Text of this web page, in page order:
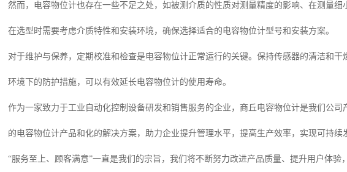
然而，电容物位计也存在一些不足之处，如被测介质的性质对测量精度的影响、在测量细
在选型时需要考虑介质特性和安装环境，确保选择适合的电容物位计型号和安装方案。
对于维护与保养，定期校准和检查是电容物位计正常运行的关键。保持传感器的清洁和
环境下的防护措施，可以有效延长电容物位计的使用寿命。
作为一家致力于工业自动化控制设备研发和销售服务的企业，商丘电容物位计是我们公
的电容物位计产品和化的解决方案，助力企业提升管理水平，提高生产效率，实现可持续
“服务至上、顾客满意”一直是我们的宗旨，我们将不断努力改进产品质量、提升用户体